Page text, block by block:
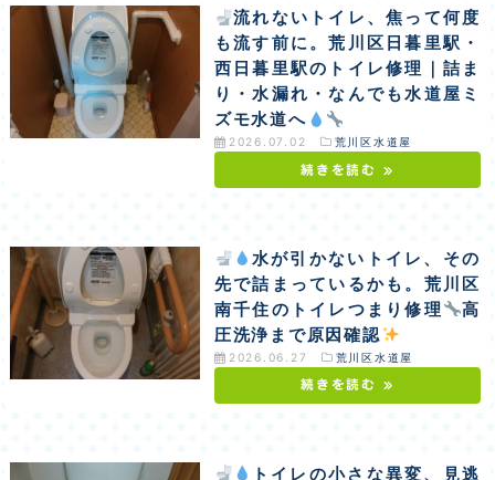
流れないトイレ、焦って何度
も流す前に。荒川区日暮里駅・
西日暮里駅のトイレ修理｜詰ま
り・水漏れ・なんでも水道屋ミ
ズモ水道へ
2026.07.02 荒川区水道屋
続きを読む »
水が引かないトイレ、その
先で詰まっているかも。荒川区
南千住のトイレつまり修理
高
圧洗浄まで原因確認
2026.06.27 荒川区水道屋
続きを読む »
トイレの小さな異変、見逃